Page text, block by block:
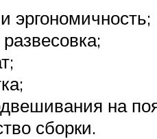
эргономичность;
на
сборки.